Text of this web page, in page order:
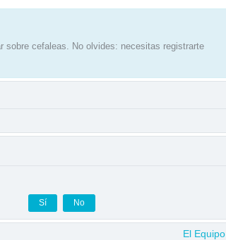
sobre cefaleas. No olvides: necesitas registrarte
El Equipo